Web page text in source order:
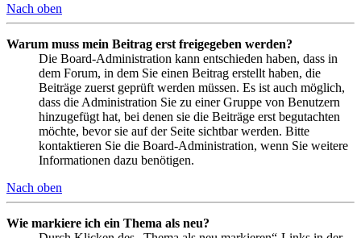
Nach oben
Warum muss mein Beitrag erst freigegeben werden?
Die Board-Administration kann entschieden haben, dass in
dem Forum, in dem Sie einen Beitrag erstellt haben, die
Beiträge zuerst geprüft werden müssen. Es ist auch möglich,
dass die Administration Sie zu einer Gruppe von Benutzern
hinzugefügt hat, bei denen sie die Beiträge erst begutachten
möchte, bevor sie auf der Seite sichtbar werden. Bitte
kontaktieren Sie die Board-Administration, wenn Sie weitere
Informationen dazu benötigen.
Nach oben
Wie markiere ich ein Thema als neu?